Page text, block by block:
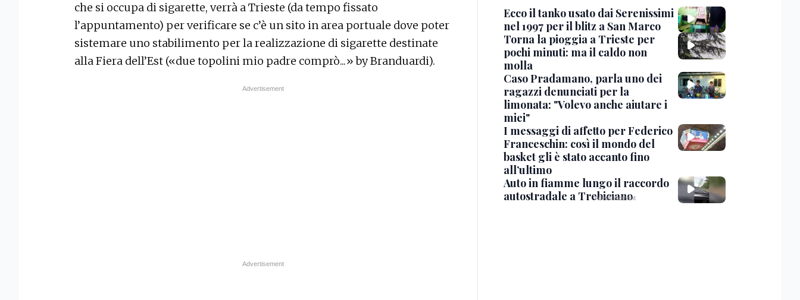
che si occupa di sigarette, verrà a Trieste (da tempo fissato
l’appuntamento) per verificare se c’è un sito in area portuale dove poter
sistemare uno stabilimento per la realizzazione di sigarette destinate
alla Fiera dell’Est («due topolini mio padre comprò...» by Branduardi).
Ecco il tanko usato dai Serenissimi
nel 1997 per il blitz a San Marco
Torna la pioggia a Trieste per
pochi minuti: ma il caldo non
molla
Caso Pradamano, parla uno dei
ragazzi denunciati per la
limonata: "Volevo anche aiutare i
miei"
I messaggi di affetto per Federico
Franceschin: così il mondo del
basket gli è stato accanto fino
all’ultimo
Auto in fiamme lungo il raccordo
autostradale a Trebiciano